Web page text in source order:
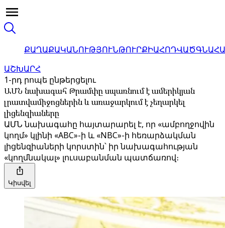
ՔԱՂԱՔԱԿԱՆՈՒԹՅՈՒՆԹՈՒՐՔԻԱՀՈԴՎԱԾ
ԱՇԽԱՐՀ
1-րդ րոպե ընթերցելու
ԱՄՆ նախագահ Թրամփը սպառնում է ամերիկյան
լրատվամիջոցներին և առաջարկում է չեղարկել
լիցենզիաները
ԱՄՆ նախագահը հայտարարել է, որ «ամբողջովին
կողմ» կլինի «ABC»-ի և «NBC»-ի հեռարձակման
լիցենզիաների կորստին՝ իր նախագահության
«կողմնակալ» լուսաբանման պատճառով։
Կիսվել